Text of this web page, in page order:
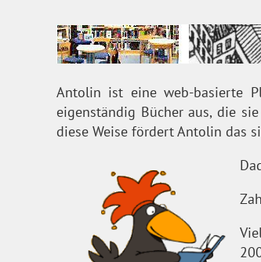
Antolin ist eine web-basierte
eigenständig Bücher aus, die
diese Weise fördert Antolin das